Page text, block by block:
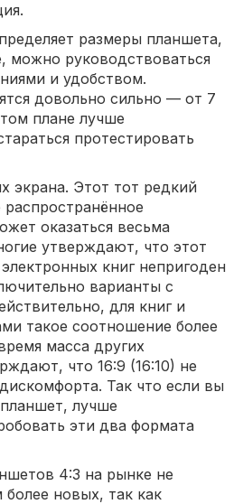
размеры планшета,
можно руководствоваться
и удобством.
довольно сильно — от 7
плане лучше
протестировать
экрана. Этот тот редкий
оказаться весьма
утверждают, что этот
книг непригоден
варианты с
для книг и
такое соотношение более
масса других
что 16:9 (16:10) не
Так что если вы
лучше
эти два формата
4:3 на рынке не
новых, так как